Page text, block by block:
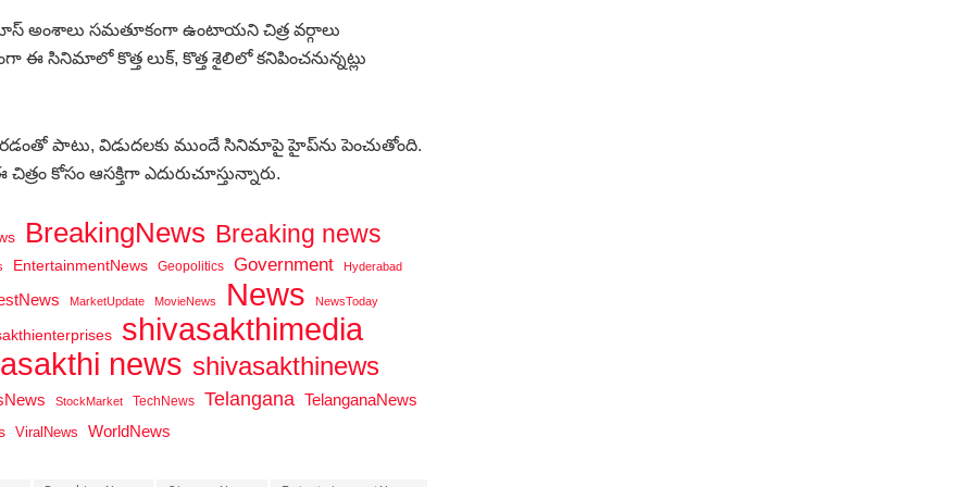
అంశాలు సమతూకంగా ఉంటాయని చిత్ర వర్గాలు
ఈ సినిమాలో కొత్త లుక్‌, కొత్త శైలిలో కనిపించనున్నట్లు
పాటు, విడుదలకు ముందే సినిమాపై హైప్‌ను పెంచుతోంది.
కోసం ఆసక్తిగా ఎదురుచూస్తున్నారు.
BreakingNews Breaking news
EntertainmentNews Geopolitics Government Hyderabad
MarketUpdate MovieNews News NewsToday
shivasakthimedia
news shivasakthinews
StockMarket TechNews Telangana TelanganaNews
ViralNews WorldNews